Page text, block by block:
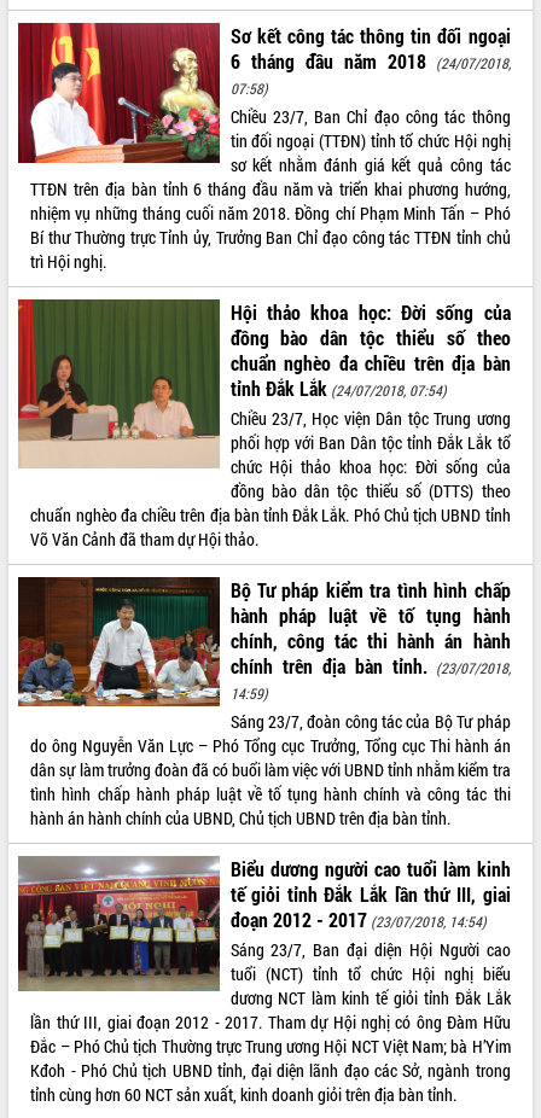
Trình diễn nghệ thuật chế biến các
món ăn từ sầu riêng
Đắk Lắk công bố Quy hoạch và xúc
tiến đầu tư tỉnh
Ngành cá ngừ Đắk Lắk chủ động thích
ứng để giữ vững thị trường xuất khẩu
Diễn đàn Kinh tế tư nhân Việt Nam đột
phá cơ chế - Hợp tác công tư
Đề án 06 tạo bước ngoặt đột phá trong
cải cách hành chính tỉnh Đắk Lắk
Kết nối tour, đẩy mạnh chuyển đổi số
để phát triển du lịch Đắk Lắk
Khởi động Dự án Đầu tư xây dựng hạ
tầng kỹ thuật Cụm công nghiệp Tân
Tiến
Gặp mặt các cơ quan báo chí nhân Kỷ
niệm 101 năm Ngày Báo chí Cách
mạng Việt Nam
Đắk Lắk sơ kết 4 năm triển khai thực
hiện Đề án 06 của Chính phủ
Họp báo thông tin về Hội nghị Công bố
Quy hoạch và Xúc tiến đầu tư tỉnh Đắk
Khơi thông điểm nghẽn, đẩy nhanh
giải ngân vốn khắc phục thiên tai
HĐND tỉnh thông qua điều chỉnh Quy
hoạch tỉnh thời kỳ 2021-2030
Hội thảo góp ý hồ sơ điều chỉnh quy
hoạch tỉnh Đắk Lắk thời kỳ 2021-2030,
tầm nhìn đến năm 2050
Nâng cao hiệu quả hoạt động của các
doanh nghiệp nhà nước
Hội nghị triển khai kết nối mạng
truyền số liệu chuyên dùng phục vụ cơ
quan Đảng, Nhà nước
Lễ phát động chuỗi hoạt động chung
tay làm sạch môi trường
Xã Ea Kar bước chuyển mình trong
công tác cải cách hành chính mô hình
mới
UBND tỉnh họp báo định kỳ tháng 4
Sơ kết công tác thông tin đối ngoại
6 tháng đầu năm 2018 (24/07/2018,
07:58)
Chiều 23/7, Ban Chỉ đạo công tác thông
tin đối ngoại (TTĐN) tỉnh tổ chức Hội nghị
sơ kết nhằm đánh giá kết quả công tác
TTĐN trên địa bàn tỉnh 6 tháng đầu năm và triển khai phương hướng,
nhiệm vụ những tháng cuối năm 2018. Đồng chí Phạm Minh Tấn – Phó
Bí thư Thường trực Tỉnh ủy, Trưởng Ban Chỉ đạo công tác TTĐN tỉnh chủ
trì Hội nghị.
Hội thảo khoa học: Đời sống của
đồng bào dân tộc thiểu số theo
chuẩn nghèo đa chiều trên địa bàn
tỉnh Đắk Lắk (24/07/2018, 07:54)
Chiều 23/7, Học viện Dân tộc Trung ương
phối hợp với Ban Dân tộc tỉnh Đắk Lắk tổ
chức Hội thảo khoa học: Đời sống của
đồng bào dân tộc thiểu số (DTTS) theo
chuẩn nghèo đa chiều trên địa bàn tỉnh Đắk Lắk. Phó Chủ tịch UBND tỉnh
Võ Văn Cảnh đã tham dự Hội thảo.
Bộ Tư pháp kiểm tra tình hình chấp
hành pháp luật về tố tụng hành
chính, công tác thi hành án hành
chính trên địa bàn tỉnh. (23/07/2018,
14:59)
Sáng 23/7, đoàn công tác của Bộ Tư pháp
do ông Nguyễn Văn Lực – Phó Tổng cục Trưởng, Tổng cục Thi hành án
dân sự làm trưởng đoàn đã có buổi làm việc với UBND tỉnh nhằm kiểm tra
tình hình chấp hành pháp luật về tố tụng hành chính và công tác thi
hành án hành chính của UBND, Chủ tịch UBND trên địa bàn tỉnh.
Biểu dương người cao tuổi làm kinh
tế giỏi tỉnh Đắk Lắk lần thứ III, giai
đoạn 2012 - 2017 (23/07/2018, 14:54)
Sáng 23/7, Ban đại diện Hội Người cao
tuổi (NCT) tỉnh tổ chức Hội nghị biểu
dương NCT làm kinh tế giỏi tỉnh Đắk Lắk
lần thứ III, giai đoạn 2012 - 2017. Tham dự Hội nghị có ông Đàm Hữu
Đắc – Phó Chủ tịch Thường trực Trung ương Hội NCT Việt Nam; bà H’Yim
Kđoh - Phó Chủ tịch UBND tỉnh, đại diện lãnh đạo các Sở, ngành trong
tỉnh cùng hơn 60 NCT sản xuất, kinh doanh giỏi trên địa bàn tỉnh.